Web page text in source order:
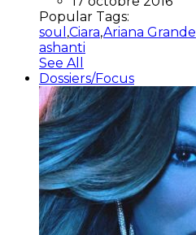
Popular Tags:
soul ,Ciara,Ariana Grande
ashanti
See All
Dossiers/Focus